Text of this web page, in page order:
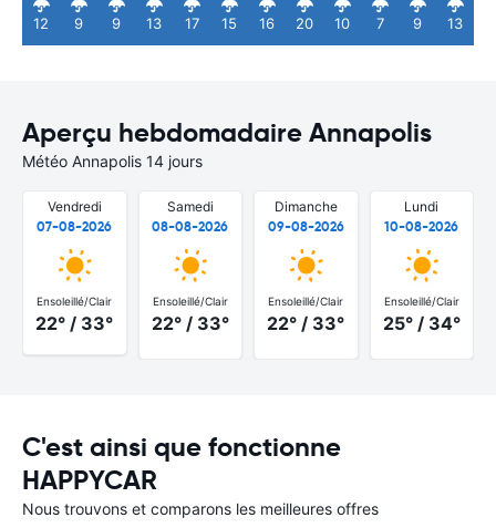
12 9 9 13 17 15 16 20 10 7 9 13
Aperçu hebdomadaire Annapolis
Météo Annapolis 14 jours
Vendredi
07-08-2026
Ensoleillé/Clair
22° / 33°
Samedi
08-08-2026
Ensoleillé/Clair
22° / 33°
Dimanche
09-08-2026
Ensoleillé/Clair
22° / 33°
Lundi
10-08-2026
Ensoleillé/Clair
25° / 34°
C'est ainsi que fonctionne
HAPPYCAR
Nous trouvons et comparons les meilleures offres